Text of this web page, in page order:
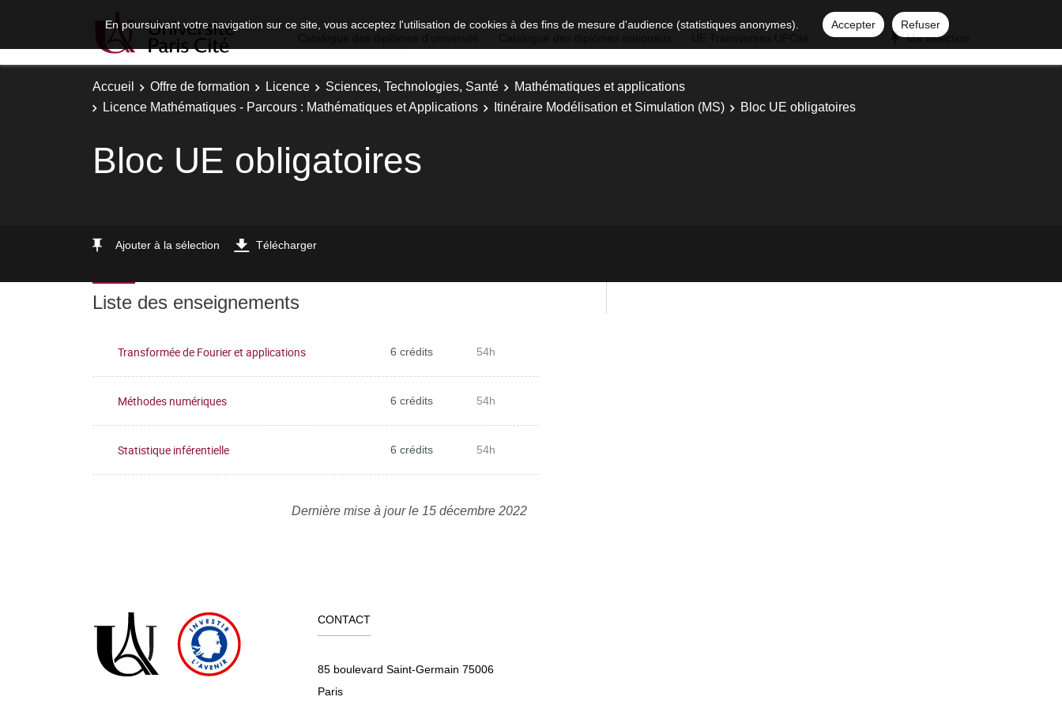
En poursuivant votre navigation sur ce site, vous acceptez l'utilisation de cookies à des fins de mesure d'audience (statistiques anonymes). Accepter
Refuser
Ma sélection
Accueil Offre de formation Licence Sciences, Technologies, Santé
Mathématiques et applications
Licence Mathématiques - Parcours : Mathématiques et Applications
Itinéraire Modélisation et Simulation (MS) Bloc UE obligatoires
Bloc UE obligatoires
Ajouter à la sélection Télécharger
Liste des enseignements
Transformée de Fourier et applications 6 crédits 54h
Méthodes numériques 6 crédits 54h
Statistique inférentielle 6 crédits 54h
Dernière mise à jour le 15 décembre 2022
CONTACT
85 boulevard Saint-Germain 75006
Paris